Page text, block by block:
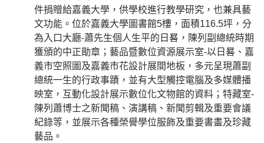
件捐贈給嘉義大學，供學校進行教學研究，也兼具藝
文功能。位於嘉義大學圖書館5樓，面積116.5坪，分
為入口大廳-蕭先生個人生平的日晷，陳列副總統時期
獲頒的中正勛章；藝品暨數位資源展示室-以日晷、嘉
義市空照圖及嘉義市花設計展間地板，多元呈現蕭副
總統一生的行政事蹟，並有大型觸控電腦及多媒體播
映室，互動化設計展示數位化文物館的資料；特藏室-
陳列蕭博士之新聞稿、演講稿、新聞剪輯及重要會議
紀錄等，並展示各種榮譽學位服飾及重要書畫及珍藏
藝品。